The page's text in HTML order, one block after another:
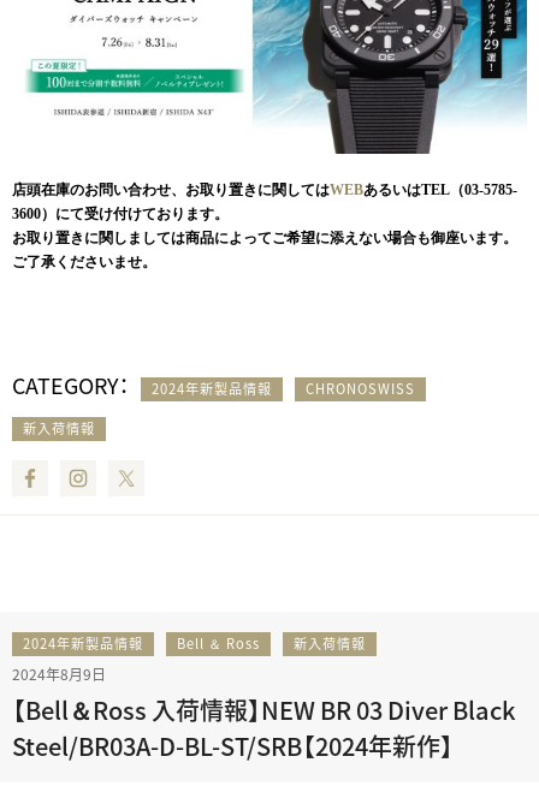
店頭在庫のお問い合わせ、お取り置きに関してはWEBあるいはTEL（03-5785-
3600）にて受け付けております。
お取り置きに関しましては商品によってご希望に添えない場合も御座います。
ご了承くださいませ。
CATEGORY： 2024年新製品情報
CHRONOSWISS
新入荷情報
FacebookInstagram
2024年新製品情報 Bell ＆ Ross 新入荷情報
2024年8月9日
【Bell＆Ross 入荷情報】NEW BR 03 Diver Black
Steel/BR03A-D-BL-ST/SRB【2024年新作】